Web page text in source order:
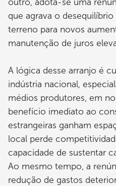
que agrava o
terreno para novos
manutenção de juros
A lógica desse arranjo é
indústria nacional,
médios produtores, em
benefício imediato ao
estrangeiras ganham
local perde
capacidade de sustentar
Ao mesmo tempo, a
redução de gastos